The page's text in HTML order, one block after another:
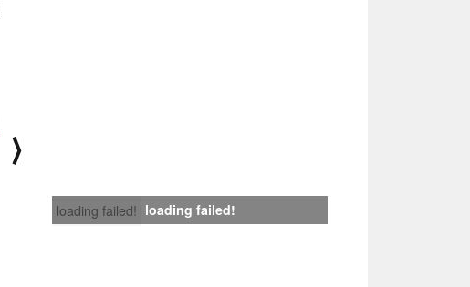
⟩
loading failed! loading failed!